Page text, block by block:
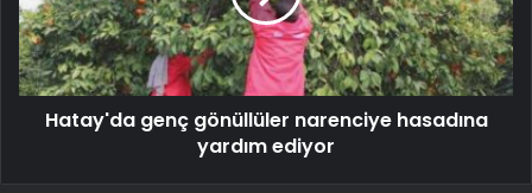
Hatay'da genç gönüllüler narenciye hasadına
yardım ediyor